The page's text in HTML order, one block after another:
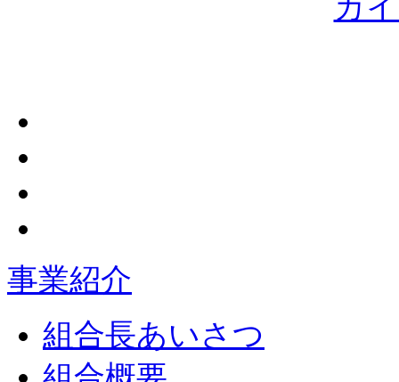
事業紹介
組合長あいさつ